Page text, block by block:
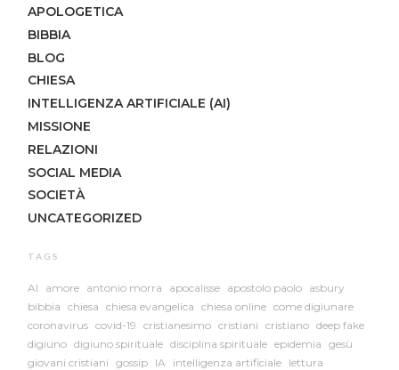
APOLOGETICA
BIBBIA
BLOG
CHIESA
INTELLIGENZA ARTIFICIALE (AI)
MISSIONE
RELAZIONI
SOCIAL MEDIA
SOCIETÀ
UNCATEGORIZED
TAGS
AI amore antonio morra apocalisse apostolo paolo asbury
bibbia
chiesa chiesa evangelica chiesa online come digiunare
coronavirus covid-19 cristianesimo cristiani cristiano deep fake
digiuno digiuno spirituale disciplina spirituale epidemia
gesù
giovani cristiani
gossip IA intelligenza artificiale lettura